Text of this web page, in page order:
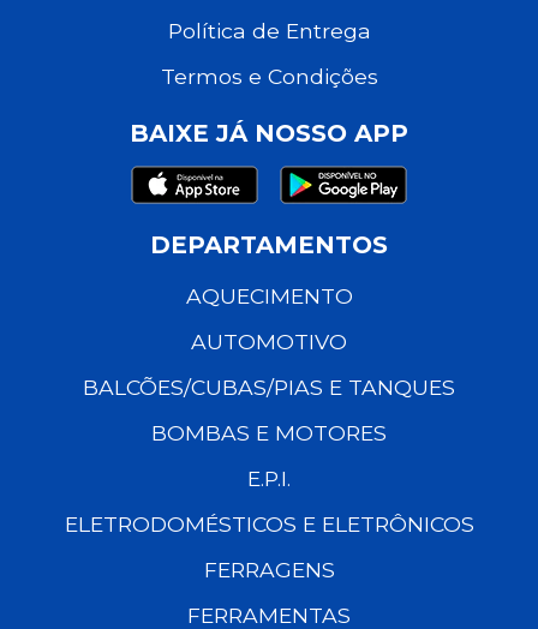
Política de Entrega
Termos e Condições
BAIXE JÁ NOSSO APP
DEPARTAMENTOS
AQUECIMENTO
AUTOMOTIVO
BALCÕES/CUBAS/PIAS E TANQUES
BOMBAS E MOTORES
E.P.I.
ELETRODOMÉSTICOS E ELETRÔNICOS
FERRAGENS
FERRAMENTAS